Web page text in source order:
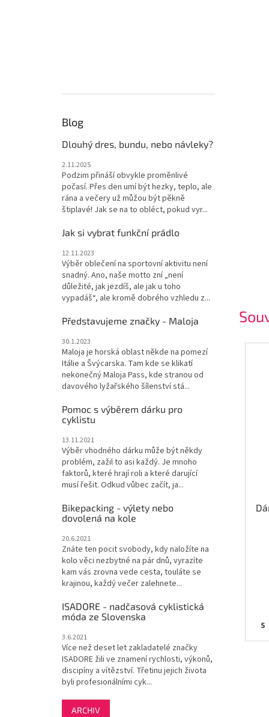
Blog
Dlouhý dres, bundu, nebo návleky?
2.11.2025
Podzim přináší obvykle proměnlivé
počasí. Přes den umí být hezky, teplo, ale
rána a večery už můžou být pěkně
štiplavé! Jak se na to obléct, pokud vyr...
Jak si vybrat funkční prádlo
12.11.2023
Výběr oblečení na sportovní aktivitu není
snadný. Ano, naše motto zní „není
důležité, jak jezdíš, ale jak u toho
vypadáš“, ale kromě dobrého vzhledu z...
Představujeme značky - Maloja
30.1.2023
Maloja je horská oblast někde na pomezí
Itálie a Švýcarska. Tam kde se klikatí
nekonečný Maloja Pass, kde stranou od
davového lyžařského šílenství stá...
Pomoc s výběrem dárku pro
cyklistu
13.11.2021
Výběr vhodného dárku může být někdy
problém, zažil to asi každý. Je mnoho
faktorů, které hrají roli a které darující
musí řešit. Odkud vůbec začít, ja...
Bikepacking - výlety nebo
dovolená na kole
20.6.2021
Znáte ten pocit svobody, kdy naložíte na
kolo věci nezbytné na pár dnů, vyrazíte
kam vás zrovna vede cesta, touláte se
krajinou, každý večer zalehnete...
ISADORE - nadčasová cyklistická
móda ze Slovenska
3.6.2021
Více než deset let zakladatelé značky
ISADORE žili ve znamení rychlosti, výkonů,
discipíny a vítězství. Třetinu jejich života
byli profesionálními cyk...
ARCHIV
S